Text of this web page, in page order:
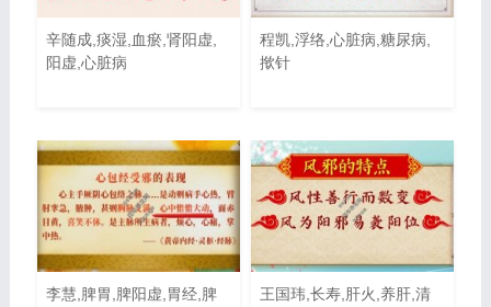
辛随成,痰湿,血瘀,肾阳虚,
阳虚,心脏病
程凯,浮络,心脏病,糖尿病,
揿针
李慧,脾胃,脾阳虚,胃经,脾
王国玮,长寿,肝火,养肝,清